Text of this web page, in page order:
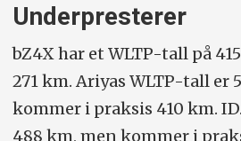
Underpresterer
bZ4X har et WLTP-tall på
271 km. Ariyas WLTP-tall er
kommer i praksis 410 km.
488 km, men kommer i